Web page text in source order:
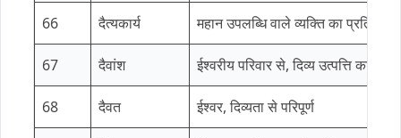
66 दैत्यकार्य महान उपलब्धि वाले व्यक्ति का
67 दैवांश ईश्वरीय परिवार से, दिव्य उत्पत्ति का,
68 दैवत ईश्वर, दिव्यता से परिपूर्ण